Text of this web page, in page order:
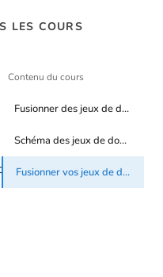
LES COURS
Contenu du cours
Fusionner des jeux de données avec le même schéma
Schéma des jeux de données
Fusionner vos jeux de données